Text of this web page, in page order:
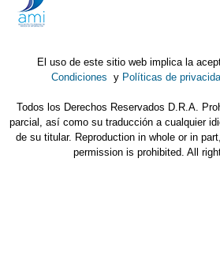
El uso de este sitio web implica la
Condiciones y Políticas de
Todos los Derechos Reservados D.R.A.
parcial, así como su traducción a cualquier
de su titular. Reproduction in whole or in
permission is prohibited. All